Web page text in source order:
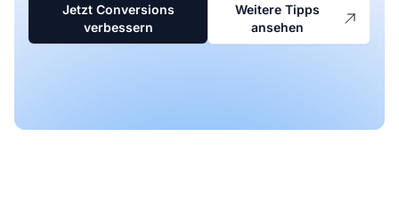
Jetzt Conversions
verbessern
Weitere Tipps
ansehen